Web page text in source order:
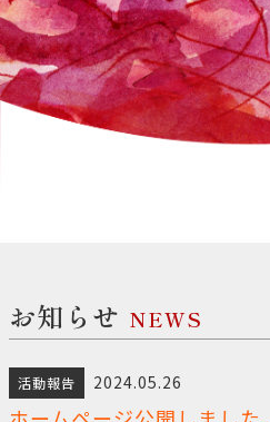
お知らせ NEWS
活動報告 2024.05.26